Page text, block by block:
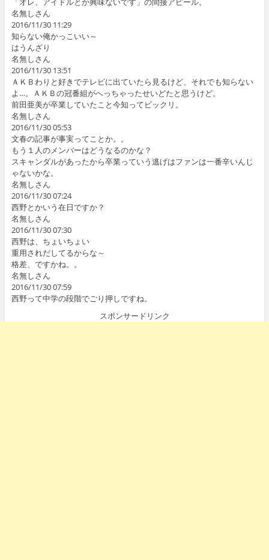
名無しさん
2016/11/30 11:29
知らない俺かっこいい～
はうんざり
名無しさん
2016/11/30 13:51
ＡＫＢわりと好きでテレビに出ていたら見るけど、それでも知らない
よ…。ＡＫＢの冠番組がへっちゃったせいどたと思うけど。
前田亜美が卒業していたこと今知ってビックリ。
名無しさん
2016/11/30 05:53
文春の記事が事実ってことか。。
もう１人のメンバーはどうなるのかな？
スキャンダルがあったから卒業っていう逃げはファンは一番辛いんじ
ゃないかな。
名無しさん
2016/11/30 07:24
西野とかいう在日ですか？
名無しさん
2016/11/30 07:30
西野は、ちょいちょい
重用されだしてるからな～
格差、ですかね。。
名無しさん
2016/11/30 07:59
西野って中学の段階でごり押しですね。
スポンサードリンク